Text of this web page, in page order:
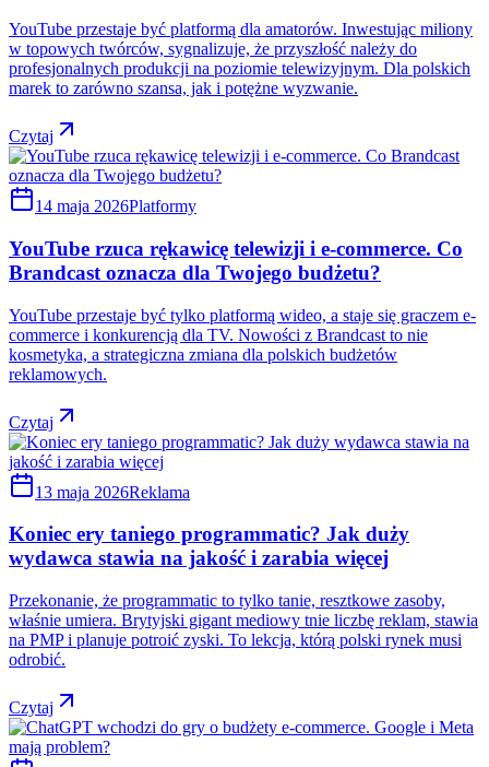
YouTube przestaje być platformą dla amatorów. Inwestując miliony
w topowych twórców, sygnalizuje, że przyszłość należy do
profesjonalnych produkcji na poziomie telewizyjnym. Dla polskich
marek to zarówno szansa, jak i potężne wyzwanie.
Czytaj
14 maja 2026Platformy
YouTube rzuca rękawicę telewizji i e-commerce. Co
Brandcast oznacza dla Twojego budżetu?
YouTube przestaje być tylko platformą wideo, a staje się graczem e-
commerce i konkurencją dla TV. Nowości z Brandcast to nie
kosmetyka, a strategiczna zmiana dla polskich budżetów
reklamowych.
Czytaj
13 maja 2026Reklama
Koniec ery taniego programmatic? Jak duży
wydawca stawia na jakość i zarabia więcej
Przekonanie, że programmatic to tylko tanie, resztkowe zasoby,
właśnie umiera. Brytyjski gigant mediowy tnie liczbę reklam, stawia
na PMP i planuje potroić zyski. To lekcja, którą polski rynek musi
odrobić.
Czytaj